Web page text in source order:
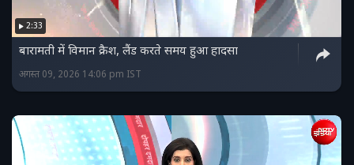
2:33
बारामती में विमान क्रैश, लैंड करते समय हुआ हादसा
अगस्त 09, 2026 14:06 pm IST